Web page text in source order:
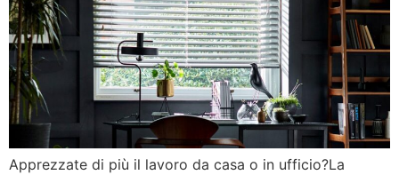
Apprezzate di più il lavoro da casa o in ufficio?La